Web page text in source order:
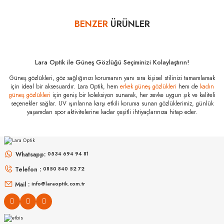
hatası aldığınız durumda bankanızla irtibata geçip aksesuar
Bottega Veneta
BV 1267S 001 58
Özellikleri
Marka
:
Bottega Veneta
Yorum Yaz
BENZERÜRÜNLER
Rb 2230 902/51 51
%45 12.723₺ 6.998₺
Lara Optik ile Güneş Gözlüğü Seçiminizi Kolaylaştırın!
Güneş gözlükleri, göz sağlığınızı korumanın yanı sıra kişisel stilinizi tamamlamak
için ideal bir aksesuardır. Lara Optik, hem erkek güneş gözlükleri hem de kadın
güneş gözlükleri için geniş bir koleksiyon sunarak, her zevke uygun şık ve kaliteli
seçenekler sağlar. UV ışınlarına karşı etkili koruma sunan gözlüklerimiz, günlük
yaşamdan spor aktivitelerine kadar çeşitli ihtiyaçlarınıza hitap eder.
Whatsapp: 0534 694 94 81
Telefon : 0850 840 52 72
Mail : info@laraoptik.com.tr